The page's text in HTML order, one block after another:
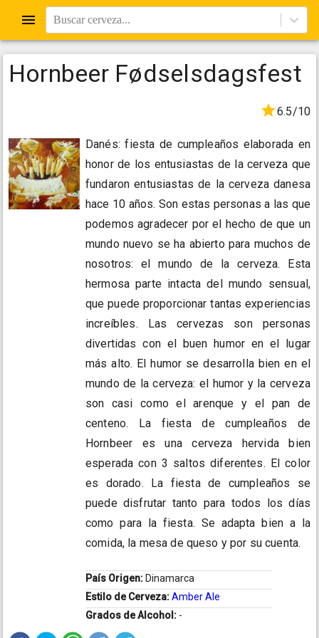
Buscar cerveza...
Hornbeer Fødselsdagsfest
6.5/10
Danés: fiesta de cumpleaños elaborada en
honor de los entusiastas de la cerveza que
fundaron entusiastas de la cerveza danesa
hace 10 años. Son estas personas a las que
podemos agradecer por el hecho de que un
mundo nuevo se ha abierto para muchos de
nosotros: el mundo de la cerveza. Esta
hermosa parte intacta del mundo sensual,
que puede proporcionar tantas experiencias
increíbles. Las cervezas son personas
divertidas con el buen humor en el lugar
más alto. El humor se desarrolla bien en el
mundo de la cerveza: el humor y la cerveza
son casi como el arenque y el pan de
centeno. La fiesta de cumpleaños de
Hornbeer es una cerveza hervida bien
esperada con 3 saltos diferentes. El color
es dorado. La fiesta de cumpleaños se
puede disfrutar tanto para todos los días
como para la fiesta. Se adapta bien a la
comida, la mesa de queso y por su cuenta.
País Origen: Dinamarca
Estilo de Cerveza:Amber Ale
Grados de Alcohol: -